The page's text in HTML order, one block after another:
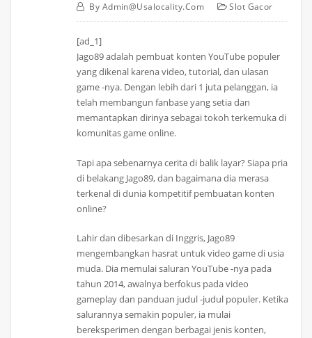
By Admin@usalocality.com Slot Gacor
[ad_1]
Jago89 adalah pembuat konten YouTube populer
yang dikenal karena video, tutorial, dan ulasan
game -nya. Dengan lebih dari 1 juta pelanggan, ia
telah membangun fanbase yang setia dan
memantapkan dirinya sebagai tokoh terkemuka di
komunitas game online.
Tapi apa sebenarnya cerita di balik layar? Siapa pria
di belakang Jago89, dan bagaimana dia merasa
terkenal di dunia kompetitif pembuatan konten
online?
Lahir dan dibesarkan di Inggris, Jago89
mengembangkan hasrat untuk video game di usia
muda. Dia memulai saluran YouTube -nya pada
tahun 2014, awalnya berfokus pada video
gameplay dan panduan judul -judul populer. Ketika
salurannya semakin populer, ia mulai
bereksperimen dengan berbagai jenis konten,